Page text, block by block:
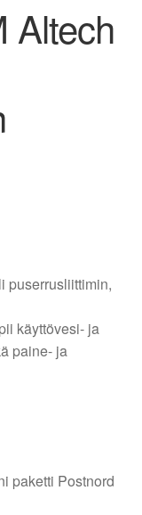
Altech
puserrusliittimin,
käyttövesi- ja
paine- ja
paketti Postnord